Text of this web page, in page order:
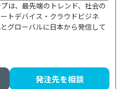
は、最先端のトレンド、社会の
トデバイス・クラウドビジネ
グローバルに日本から発信して
発注先を相談